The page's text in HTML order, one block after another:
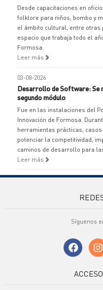
Desde capacitaciones en
folklore para niños, bombo y
el ámbito cultural, entre otras
espacio que trabaja todo el
Formosa.
Leer más
03-08-2026
Desarrollo de Software: Se
segundo módulo
Fue en las instalaciones del
Innovación de Formosa.
herramientas prácticas,
potenciar la competitividad,
caminos de desarrollo para
Leer más
Síguenos